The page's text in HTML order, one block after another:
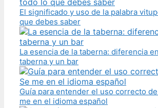
El significado y uso de la palabra
que debes saber
La esencia de la taberna: diferencia
taberna y un bar
Guía para entender el uso correcto
me en el idioma español